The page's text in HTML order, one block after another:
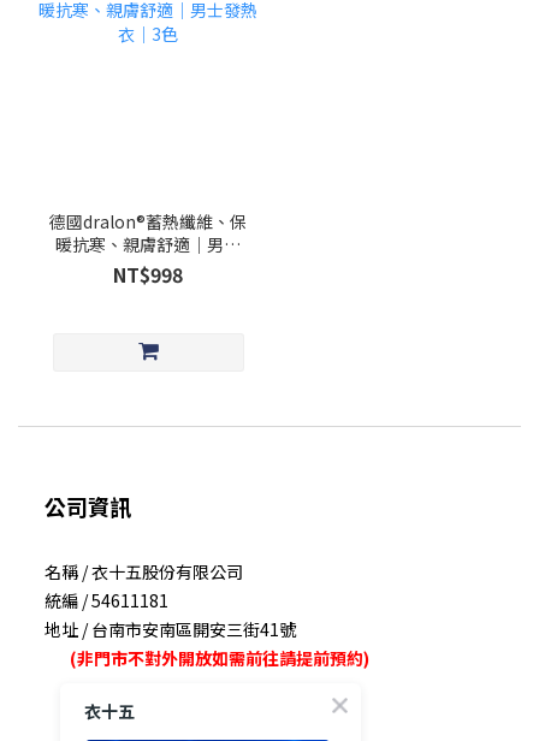
德國dralon®蓄熱纖維、保
暖抗寒、親膚舒適｜男士
發熱衣｜3色
NT$998
公司資訊
名稱 / 衣十五股份有限公司
統編 / 54611181
地址 / 台南市安南區開安三街41號
(非門市不對外開放如需前往請提前預約)
衣十五